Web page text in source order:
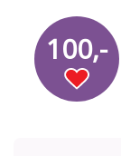
100,-